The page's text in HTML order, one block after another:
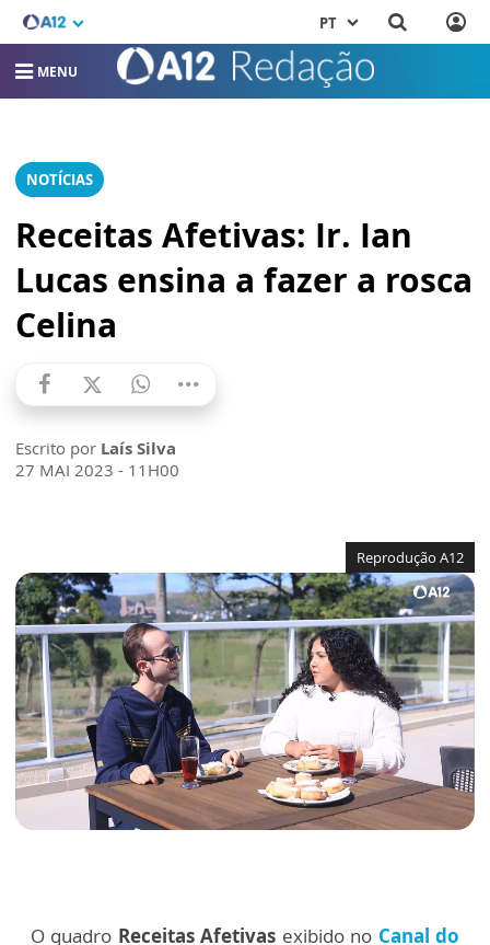
PT
MENU
NOTÍCIAS
Receitas Afetivas: Ir. Ian
Lucas ensina a fazer a rosca
Celina
Escrito por Laís Silva
27 MAI 2023 - 11H00
Reprodução A12
O quadro Receitas Afetivas exibido no Canal do